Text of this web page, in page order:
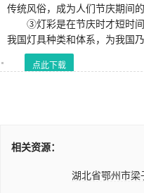
传统风俗，成为人们节庆期间
③灯彩是在节庆时才短时间
我国灯具种类和体系，为我国
点此下载
相关资源：
湖北省鄂州市